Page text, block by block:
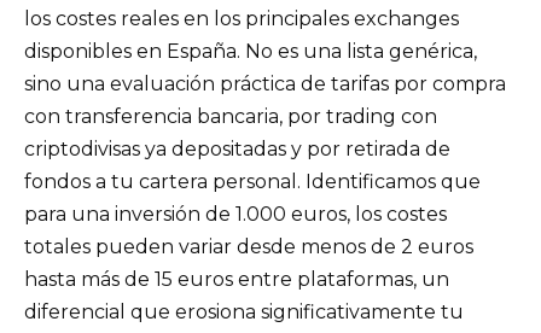
los costes reales en los principales exchanges
disponibles en España. No es una lista genérica,
sino una evaluación práctica de tarifas por compra
con transferencia bancaria, por trading con
criptodivisas ya depositadas y por retirada de
fondos a tu cartera personal. Identificamos que
para una inversión de 1.000 euros, los costes
totales pueden variar desde menos de 2 euros
hasta más de 15 euros entre plataformas, un
diferencial que erosiona significativamente tu